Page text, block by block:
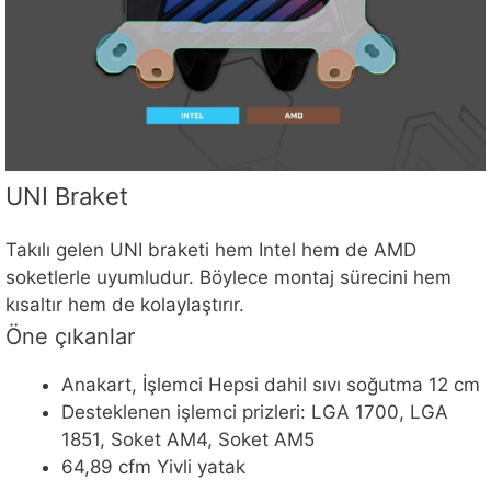
UNI Braket
Takılı gelen UNI braketi hem Intel hem de AMD
soketlerle uyumludur. Böylece montaj sürecini hem
kısaltır hem de kolaylaştırır.
Öne çıkanlar
Anakart, İşlemci Hepsi dahil sıvı soğutma 12 cm
Desteklenen işlemci prizleri: LGA 1700, LGA
1851, Soket AM4, Soket AM5
64,89 cfm Yivli yatak